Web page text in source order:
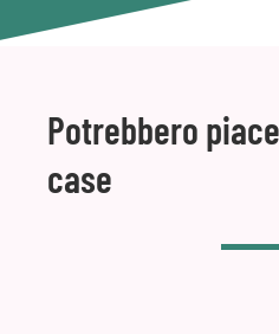
Potrebbero
case